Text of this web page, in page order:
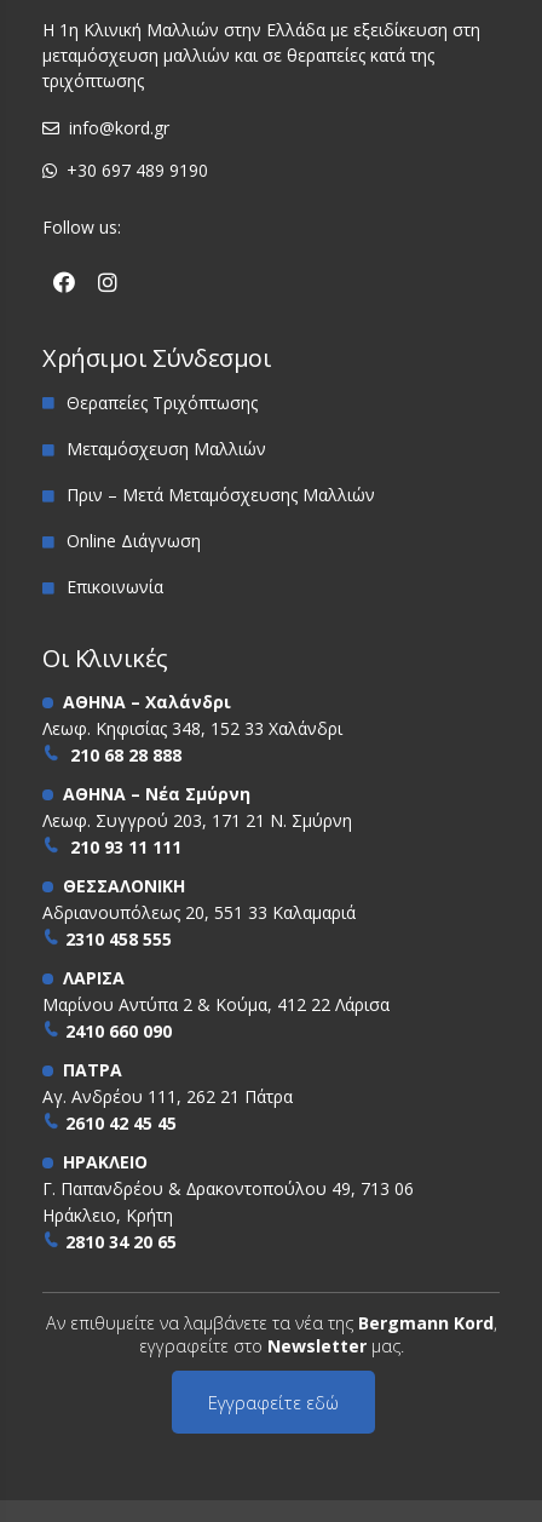
Η 1η Κλινική Μαλλιών στην Ελλάδα με εξειδίκευση στη
μεταμόσχευση μαλλιών και σε θεραπείες κατά της
τριχόπτωσης
info@kord.gr
+30 697 489 9190
Follow us:
Χρήσιμοι Σύνδεσμοι
Θεραπείες Τριχόπτωσης
Μεταμόσχευση Μαλλιών
Πριν – Μετά Μεταμόσχευσης Μαλλιών
Online Διάγνωση
Επικοινωνία
Οι Κλινικές
ΑΘΗΝΑ – Χαλάνδρι
Λεωφ. Κηφισίας 348, 152 33 Χαλάνδρι
210 68 28 888
ΑΘΗΝΑ – Νέα Σμύρνη
Λεωφ. Συγγρού 203, 171 21 Ν. Σμύρνη
210 93 11 111
ΘΕΣΣΑΛΟΝΙΚΗ
Αδριανουπόλεως 20, 551 33 Καλαμαριά
2310 458 555
ΛΑΡΙΣΑ
Μαρίνου Αντύπα 2 & Κούμα, 412 22 Λάρισα
2410 660 090
ΠΑΤΡΑ
Αγ. Ανδρέου 111, 262 21 Πάτρα
2610 42 45 45
ΗΡΑΚΛΕΙΟ
Γ. Παπανδρέου & ∆ρακοντοπούλου 49, 713 06
Ηράκλειο, Κρήτη
2810 34 20 65
Αν επιθυμείτε να λαμβάνετε τα νέα της Bergmann Kord,
εγγραφείτε στο Newsletterμας.
Εγγραφείτε εδώ